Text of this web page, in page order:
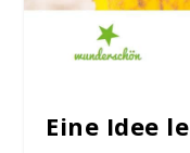
Eine Idee